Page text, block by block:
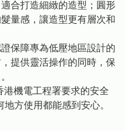
合打造細緻的造型；圓形
量感，讓造型更有層次和
保障專為低壓地區設計的
提供靈活操作的同時，保
機電⼯程署要求的安全
⽅使⽤都能感到安⼼。